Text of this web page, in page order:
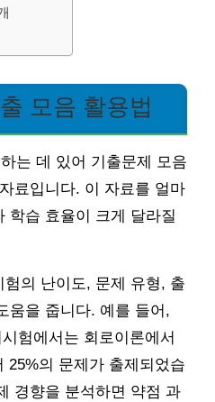
모음 활용법
는 데 있어 기출문제 모음
료입니다. 이 자료를 얼마
학습 효율이 크게 달라질
의 난이도, 문제 유형, 출
움을 줍니다. 예를 들어,
험에서는 회로이론에서
25%의 문제가 출제되었습
경향을 분석하면 약점 과